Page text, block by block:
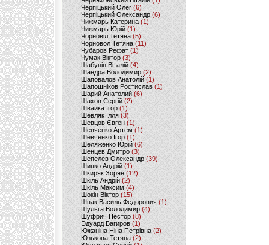
Черпіцький Олег (6)
Черпіцький Олександр (6)
Чижмарь Катерина (1)
Чижмарь Юрій (1)
Чорновіл Тетяна (5)
Чорновол Тетяна (11)
Чубаров Рефат (1)
Чумак Віктор(3)
Шабунін Віталій (4)
Шандра Володимир (2)
Шаповалов Анатолій(1)
Шапошніков Ростислав(1)
Шарий Анатолий(6)
Шахов Сергій(2)
Швайка Ігор (1)
Шевляк Ілля (3)
Шевцов Євген (1)
Шевченко Артем(1)
Шевченко Ігор(1)
Шеляженко Юрій (6)
Шенцев Дмитро (3)
Шепелев Олександр (39)
Шипко Андрій(1)
Шкиряк Зорян(12)
Шкіль Андрій(2)
Шкіль Максим (4)
Шокін Віктор (15)
Шпак Василь Федорович (1)
Шульга Володимир (4)
Шуфрич Нестор(8)
Эдуард Багиров (1)
Южаніна Ніна Петрівна (2)
Юзькова Тетяна(2)